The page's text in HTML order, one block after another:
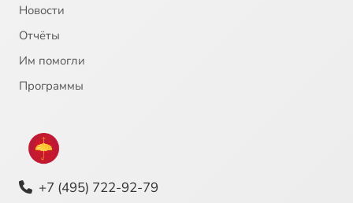
Новости
Отчёты
Им помогли
Программы
+7 (495) 722-92-79